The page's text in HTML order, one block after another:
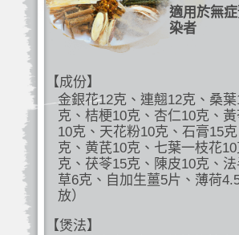
適用於無
染者
【成份】
金銀花12克、連翹12克、桑
克、桔梗10克、杏仁10克、
10克、天花粉10克、石膏15
克、黄芪10克、七葉一枝花
克、茯苓15克、陳皮10克、
草6克、自加生薑5片、薄荷
放）
【煲法】